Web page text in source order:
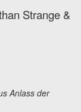
Strange &
Anlass der